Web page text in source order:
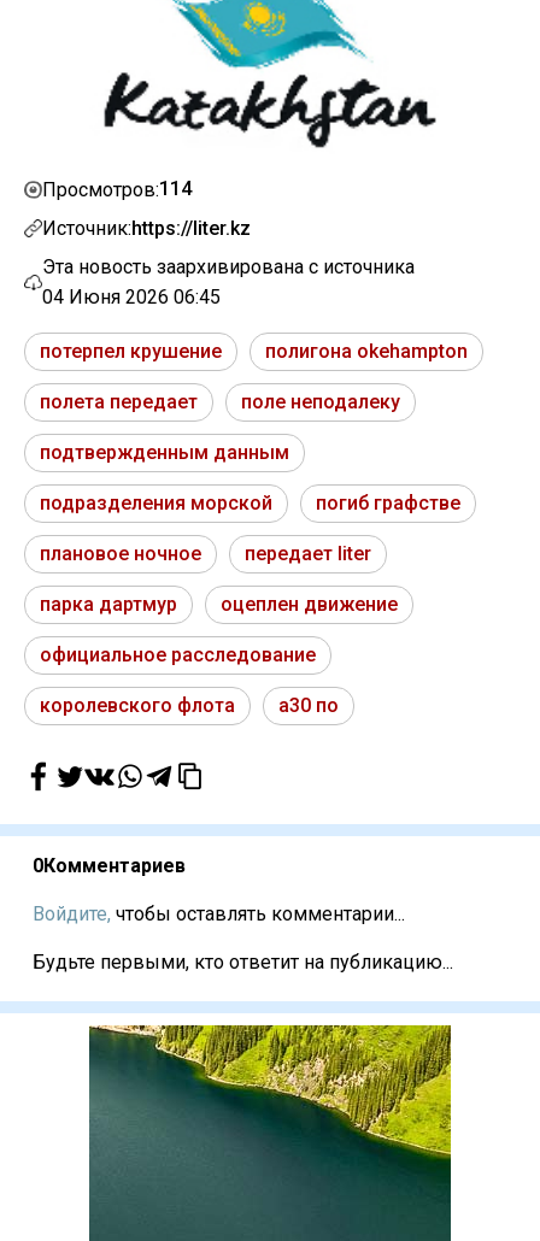
Просмотров:114
Источник:https://liter.kz
Эта новость заархивирована с источника
04 Июня 2026 06:45
потерпел крушение полигона okehampton
полета передает поле неподалеку
подтвержденным данным
подразделения морской погиб графстве
плановое ночное передает liter
парка дартмур оцеплен движение
официальное расследование
королевского флота a30 по
0Комментариев
Войдите, чтобы оставлять комментарии...
Будьте первыми, кто ответит на публикацию...